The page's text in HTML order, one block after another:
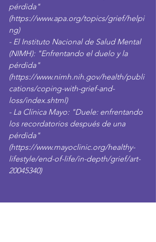
pérdida"
(https://www.apa.org/topics/grief/helpi
ng)
- El Instituto Nacional de Salud Mental
(NIMH): "Enfrentando el duelo y la
pérdida"
(https://www.nimh.nih.gov/health/publi
cations/coping-with-grief-and-
loss/index.shtml)
- La Clínica Mayo: "Duele: enfrentando
los recordatorios después de una
pérdida"
(https://www.mayoclinic.org/healthy-
lifestyle/end-of-life/in-depth/grief/art-
20045340)